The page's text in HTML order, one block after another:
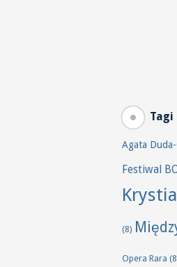
Tagi
Agata
Festiwal
(8)
Opera Rara